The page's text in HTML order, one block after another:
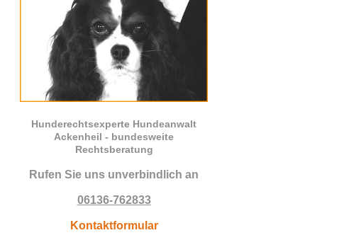
Hunderechtsexperte Hundeanwalt
Ackenheil - bundesweite
Rechtsberatung
Rufen Sie uns unverbindlich an
06136-762833
Kontaktformular